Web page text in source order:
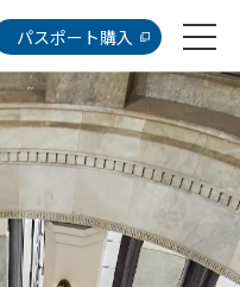
パスポート購入